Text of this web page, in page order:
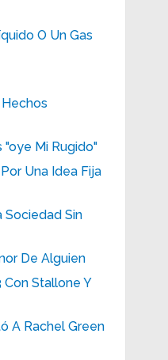
O Un Gas
"oye Mi Rugido"
Una Idea Fija
Sociedad Sin
De Alguien
Con Stallone Y
A Rachel Green